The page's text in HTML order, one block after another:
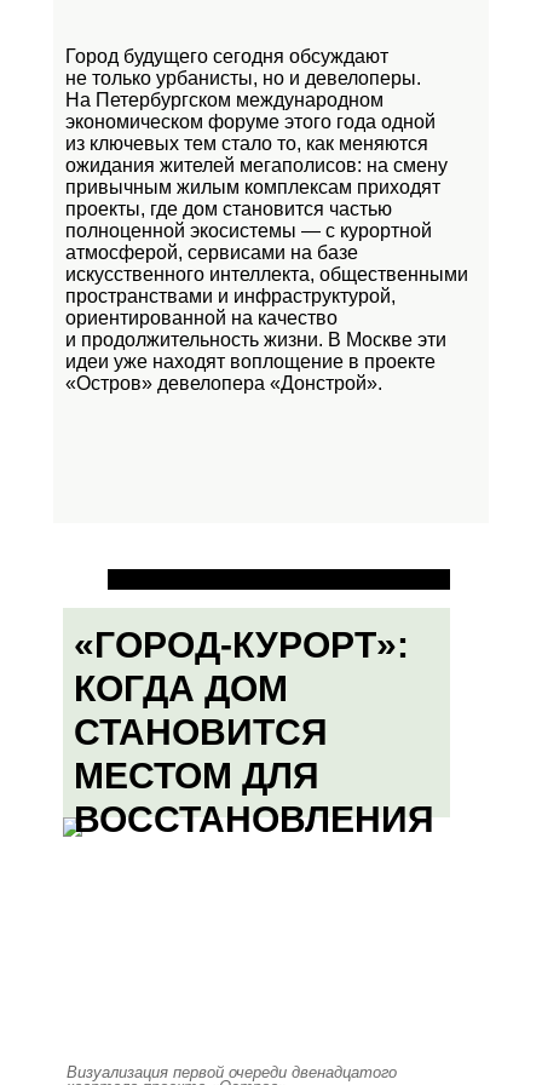
Город будущего сегодня обсуждают
не только урбанисты, но и девелоперы.
На Петербургском международном
экономическом форуме этого года одной
из ключевых тем стало то, как меняются
ожидания жителей мегаполисов: на смену
привычным жилым комплексам приходят
проекты, где дом становится частью
полноценной экосистемы — с курортной
атмосферой, сервисами на базе
искусственного интеллекта, общественными
пространствами и инфраструктурой,
ориентированной на качество
и продолжительность жизни. В Москве эти
идеи уже находят воплощение в проекте
«Остров» девелопера «Донстрой».
«ГОРОД-КУРОРТ»:
КОГДА ДОМ
СТАНОВИТСЯ
МЕСТОМ ДЛЯ
ВОССТАНОВЛЕНИЯ
Визуализация первой очереди двенадцатого